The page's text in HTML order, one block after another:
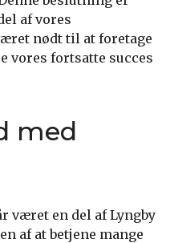
af vores
nødt til at foretage
vores fortsatte succes
med
været en del af Lyngby
af at betjene mange